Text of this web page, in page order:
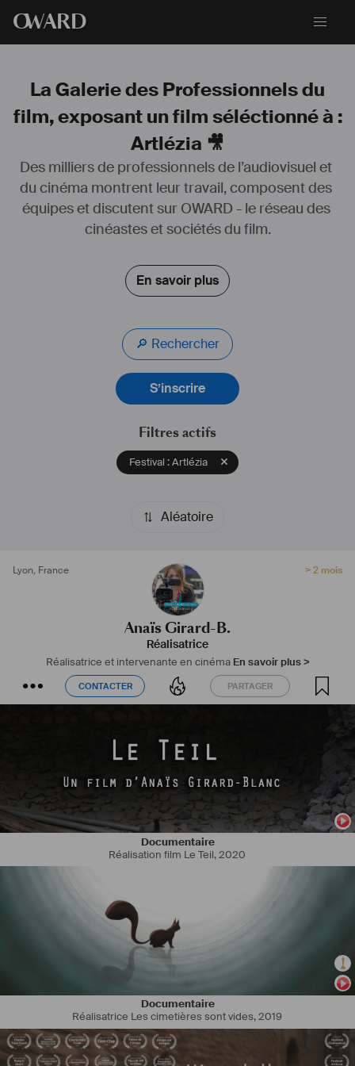
OWARD
La Galerie des Professionnels du
film, exposant un film séléctionné à :
Artlézia 🎥
Des milliers de professionnels de l’audiovisuel et
du cinéma montrent leur travail, composent des
équipes et discutent sur OWARD - le réseau des
cinéastes et sociétés du film.
En savoir plus
🔎 Rechercher
S’inscrire
Filtres actifs
Festival : Artlézia
Aléatoire
Lyon, France > 2 mois
Anaïs Girard-B.
Réalisatrice
Réalisatrice et intervenante en cinéma En savoir plus >
Anaïs s’est formée en audiovisuel (BTS audiovisuel, en montage et
ENSAV, Ecole Nationale Supérieure d’Audiovisuel de Toulouse, en
réalisation). Depuis, elle partage cette passion du cinéma et de la
création à travers des ateliers ludiques d’éducation à l’image.
les sujets de société et les tabous de notre monde. Caméra en main,
elle capture ces instants en image animée ou arrêtée.
France et ailleurs.
réalisatrice#intervenantecinéma
CONTACTER PARTAGER
CONTACTER PARTAGER
Documentaire
Réalisation film Le Teil,2020
Documentaire
Réalisatrice Les cimetières sont vides,2019